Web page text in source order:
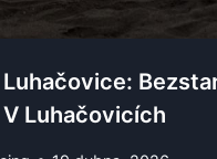
Luhačovicích